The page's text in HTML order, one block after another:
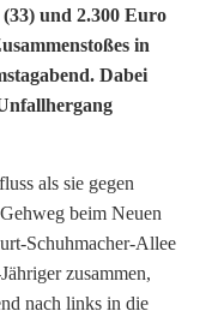
und 2.300 Euro
in
Dabei
als sie gegen
beim Neuen
Schuhmacher-Allee
zusammen,
nach links in die